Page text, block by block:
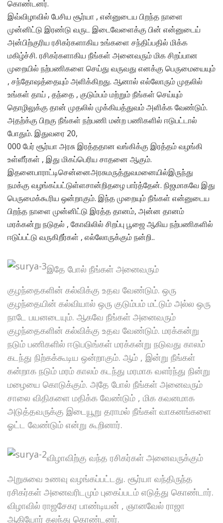
கொண்டனர்.
இவ்விழாவில் பேசிய சூர்யா , என்னுடைய பிறந்த நாளை
முன்னிட்டு இரண்டு வருட இடைவேளைக்கு பின் என்னுடைய்
அன்பிற்குரிய ரசிகர்களாகிய உங்களை சந்திப்பதில் மிக்க
மகிழ்ச்சி. ரசிகர்களாகிய நீங்கள் அனைவரும் மிக சிறப்பான
முறையில் நற்பணிகளை செய்து வருவது எனக்கு பெருமையையும்
, சந்தோஷத்தையும் அளிக்கிறது. ஆனால் எல்லோரும் முதலில்
உங்கள் தாய் , தந்தை , குடும்பம் மற்றும் நீங்கள் செய்யும்
தொழிலுக்கு தான் முதலில் முக்கியத்துவம் அளிக்க வேண்டும்.
அதற்க்கு பிறகு நீங்கள் நற்பணி மன்ற பணிகளில் ஈடுபட்டால்
போதும். இதுவரை 20,
​000​ பேர் சூர்யா அரசு இரத்ததான வங்கிக்கு இரத்தம் வழங்கி
உள்ளீர்கள் , இது மிகப்பெரிய சாதனை ஆகும்.
இதனைபாராட்டிசென்னைஅரசுமருத்துவமனையில்இருந்து
நமக்கு வழங்கப்பட்டுள்ளசான்றிதழை பார்த்தேன். நிஜமாகவே இது
பெருமைக்கூரிய ஒன்றாகும். இந்த முறையும் நீங்கள் என்னுடைய
பிறந்த நாளை முன்னிட்டு இரத்த தானம், அன்ன தானம்
மரக்கன்று நடுதல் , கோவிலில் சிறப்பு பூஜை ஆகிய நற்பணிகளில்
ஈடுப்பட்டு வருகிறீர்கள் , எல்லோருக்கும் நன்றி..
இதே போல் நீங்கள் அனைவரும்
குழந்தைகளின் கல்விக்கு உதவ வேண்டும். ஒரு
குழந்தையின் கல்வியால் ஒரு குடும்பம் மட்டும் அல்ல ஒரு
நாடே பயனடையும். ஆகவே நீங்கள் அனைவரும்
குழந்தைகளின் கல்விக்கு உதவ வேண்டும். மரக்கன்று
நடும் பணிகளில் ஈடுபடுங்கள் மரக்கன்று நடுவது காலம்
கடந்து நிற்கக்கூடிய ஒன்றாகும். ஆம் , இன்று நீங்கள்
கன்றாக நடும் மரம் காலம் கடந்து மரமாக வளர்ந்து நின்று
மழையை கொடுக்கும். அதே போல் நீங்கள் அனைவரும்
சாலை விதிகளை மதிக்க வேண்டும் , மிக கவனமாக
அடுத்தவருக்கு இடையூறு தராமல் நீங்கள் வாகனங்களை
ஓட்ட வேண்டும் என்று கூறினார்.
விழாவிற்கு வந்த ரசிகர்கள் அனைவருக்கும்
அறுசுவை உணவு வழங்கப்பட்டது. சூர்யா வந்திருந்த
ரசிகர்கள் அனைவரிடமும் புகைப்படம் எடுத்து கொண்டார்.
விழாவில் ராஜசேகர பாண்டியன் , ஞானவேல் ராஜா
ஆகியோர் கலந்து கொண்டனர்.